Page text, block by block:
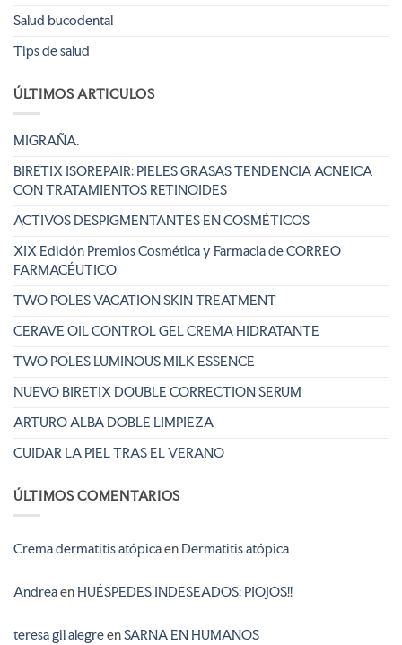
Salud bucodental
Tips de salud
ÚLTIMOS ARTICULOS
MIGRAÑA.
BIRETIX ISOREPAIR: PIELES GRASAS TENDENCIA ACNEICA
CON TRATAMIENTOS RETINOIDES
ACTIVOS DESPIGMENTANTES EN COSMÉTICOS
XIX Edición Premios Cosmética y Farmacia de CORREO
FARMACÉUTICO
TWO POLES VACATION SKIN TREATMENT
CERAVE OIL CONTROL GEL CREMA HIDRATANTE
TWO POLES LUMINOUS MILK ESSENCE
NUEVO BIRETIX DOUBLE CORRECTION SERUM
ARTURO ALBA DOBLE LIMPIEZA
CUIDAR LA PIEL TRAS EL VERANO
ÚLTIMOS COMENTARIOS
Crema dermatitis atópicaen Dermatitis atópica
Andreaen HUÉSPEDES INDESEADOS: PIOJOS!!
teresa gil alegreenSARNA EN HUMANOS